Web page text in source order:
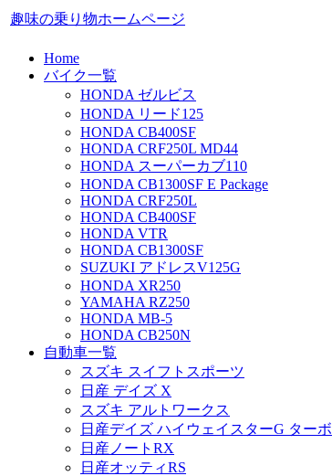
趣味の乗り物ホームページ
Home
バイク一覧
HONDA ゼルビス
HONDA リード125
HONDA CB400SF
HONDA CRF250L MD44
HONDA スーパーカブ110
HONDA CB1300SF E Package
HONDA CRF250L
HONDA CB400SF
HONDA VTR
HONDA CB1300SF
SUZUKI アドレスV125G
HONDA XR250
YAMAHA RZ250
HONDA MB-5
HONDA CB250N
自動車一覧
スズキ スイフトスポーツ
日産 デイズ X
スズキ アルトワークス
日産デイズ ハイウェイスターG ターボ
日産ノートRX
日産オッティRS